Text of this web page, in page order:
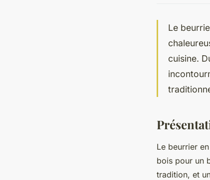
Le
cuisine.
Le beurrier
bois pour un
tradition, et